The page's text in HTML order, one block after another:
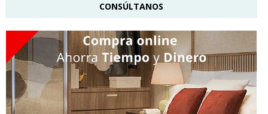
CONSÚLTANOS